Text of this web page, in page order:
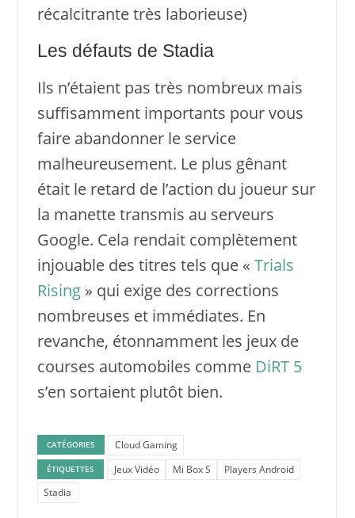
récalcitrante très laborieuse)
Les défauts de Stadia
Ils n’étaient pas très nombreux mais
suffisamment importants pour vous
faire abandonner le service
malheureusement. Le plus gênant
était le retard de l’action du joueur sur
la manette transmis au serveurs
Google. Cela rendait complètement
injouable des titres tels que « Trials
Rising» qui exige des corrections
nombreuses et immédiates. En
revanche, étonnamment les jeux de
courses automobiles comme DiRT 5
s’en sortaient plutôt bien.
CATÉGORIES Cloud Gaming
ÉTIQUETTES Jeux Vidéo Mi Box S
Players Android
Stadia